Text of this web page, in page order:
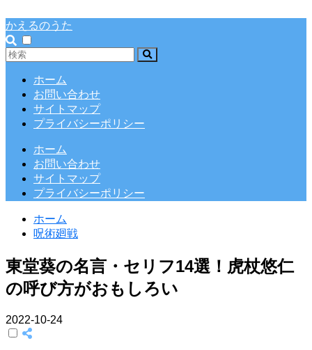
かえるのうた
ホーム
お問い合わせ
サイトマップ
プライバシーポリシー
ホーム
お問い合わせ
サイトマップ
プライバシーポリシー
ホーム
呪術廻戦
東堂葵の名言・セリフ14選！虎杖悠仁
の呼び方がおもしろい
2022-10-24